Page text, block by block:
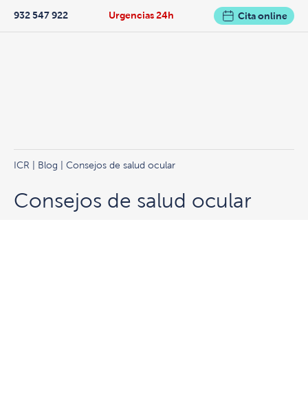
Urgencias 24h
932 547 922 Cita online
ICR Blog | Consejos de salud ocular
Consejos de salud ocular